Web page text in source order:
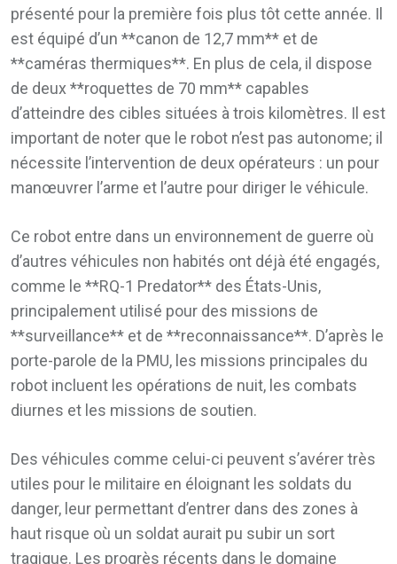
présenté pour la première fois plus tôt cette année. Il
est équipé d’un **canon de 12,7 mm** et de
**caméras thermiques**. En plus de cela, il dispose
de deux **roquettes de 70 mm** capables
d’atteindre des cibles situées à trois kilomètres. Il est
important de noter que le robot n’est pas autonome; il
nécessite l’intervention de deux opérateurs : un pour
manœuvrer l’arme et l’autre pour diriger le véhicule.
Ce robot entre dans un environnement de guerre où
d’autres véhicules non habités ont déjà été engagés,
comme le **RQ-1 Predator** des États-Unis,
principalement utilisé pour des missions de
**surveillance** et de **reconnaissance**. D’après le
porte-parole de la PMU, les missions principales du
robot incluent les opérations de nuit, les combats
diurnes et les missions de soutien.
Des véhicules comme celui-ci peuvent s’avérer très
utiles pour le militaire en éloignant les soldats du
danger, leur permettant d’entrer dans des zones à
haut risque où un soldat aurait pu subir un sort
tragique. Les progrès récents dans le domaine